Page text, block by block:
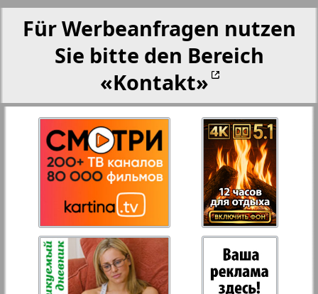
Für Werbeanfragen nutzen
Sie bitte den Bereich
«Kontakt»